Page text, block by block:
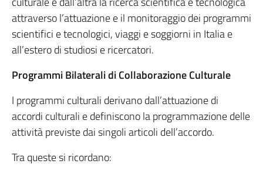
attraverso l’attuazione e il monitoraggio dei programmi
scientifici e tecnologici, viaggi e soggiorni in Italia e
all’estero di studiosi e ricercatori.
Programmi Bilaterali di Collaborazione Culturale
I programmi culturali derivano dall’attuazione di
accordi culturali e definiscono la programmazione delle
attività previste dai singoli articoli dell’accordo.
Tra queste si ricordano: